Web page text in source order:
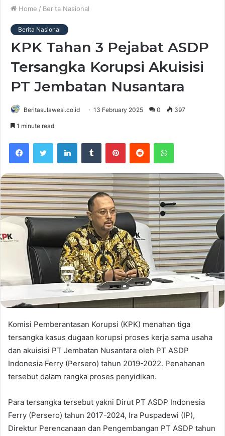
Home / Berita Nasional
Berita Nasional
KPK Tahan 3 Pejabat ASDP
Tersangka Korupsi Akuisisi
PT Jembatan Nusantara
Beritasulawesi.co.id 13 February 2025 0 397
1 minute read
Komisi Pemberantasan Korupsi (KPK) menahan tiga
tersangka kasus dugaan korupsi proses kerja sama usaha
dan akuisisi PT Jembatan Nusantara oleh PT ASDP
Indonesia Ferry (Persero) tahun 2019-2022. Penahanan
tersebut dalam rangka proses penyidikan.
Para tersangka tersebut yakni Dirut PT ASDP Indonesia
Ferry (Persero) tahun 2017-2024, Ira Puspadewi (IP),
Direktur Perencanaan dan Pengembangan PT ASDP tahun